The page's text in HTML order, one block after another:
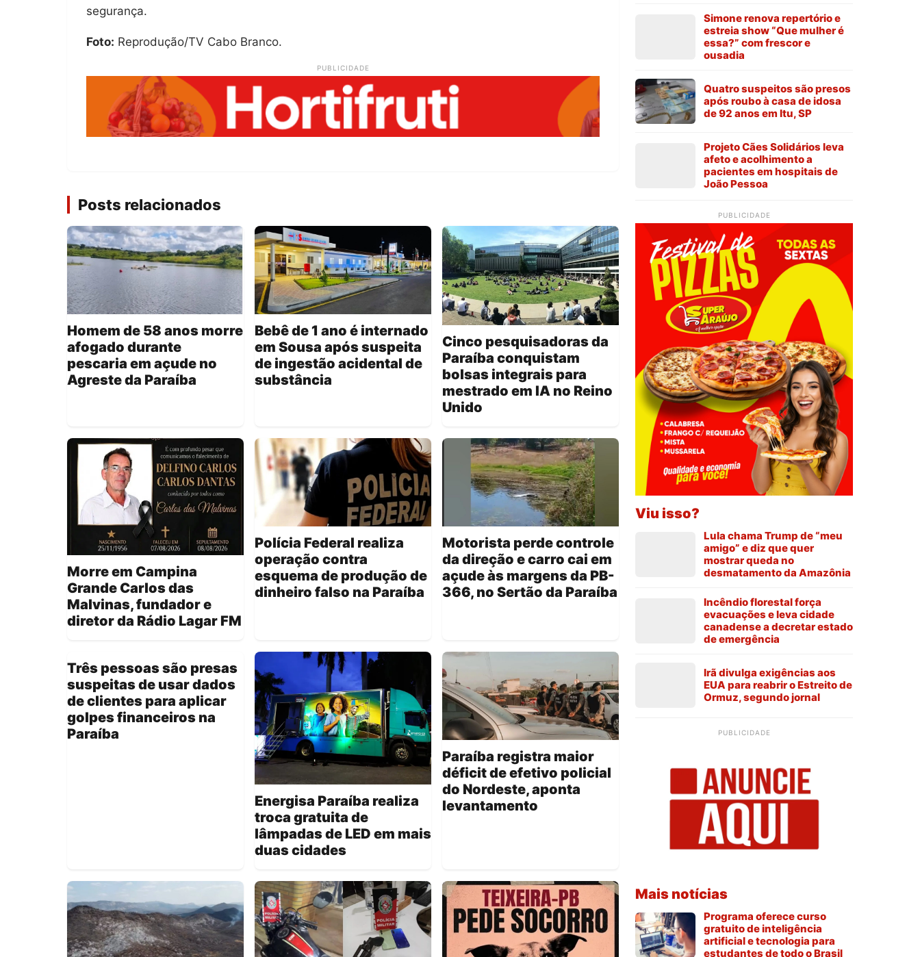
segurança.
Foto: Reprodução/TV Cabo Branco.
PUBLICIDADE
Posts relacionados
Homem de 58 anos morre
afogado durante
pescaria em açude no
Agreste da Paraíba
Bebê de 1 ano é internado
em Sousa após suspeita
de ingestão acidental de
substância
Cinco pesquisadoras da
Paraíba conquistam
bolsas integrais para
mestrado em IA no Reino
Unido
Morre em Campina
Grande Carlos das
Malvinas, fundador e
diretor da Rádio Lagar FM
Polícia Federal realiza
operação contra
esquema de produção de
dinheiro falso na Paraíba
Motorista perde controle
da direção e carro cai em
açude às margens da PB-
366, no Sertão da Paraíba
Três pessoas são presas
suspeitas de usar dados
de clientes para aplicar
golpes financeiros na
Paraíba
Energisa Paraíba realiza
troca gratuita de
lâmpadas de LED em mais
duas cidades
Paraíba registra maior
déficit de efetivo policial
do Nordeste, aponta
levantamento
Simone renova repertório e
estreia show “Que mulher é
essa?” com frescor e
ousadia
Quatro suspeitos são presos
após roubo à casa de idosa
de 92 anos em Itu, SP
Projeto Cães Solidários leva
afeto e acolhimento a
pacientes em hospitais de
João Pessoa
PUBLICIDADE
Viu isso?
Lula chama Trump de “meu
amigo” e diz que quer
mostrar queda no
desmatamento da Amazônia
Incêndio florestal força
evacuações e leva cidade
canadense a decretar estado
de emergência
Irã divulga exigências aos
EUA para reabrir o Estreito de
Ormuz, segundo jornal
PUBLICIDADE
Mais notícias
Programa oferece curso
gratuito de inteligência
artificial e tecnologia para
estudantes de todo o Brasil